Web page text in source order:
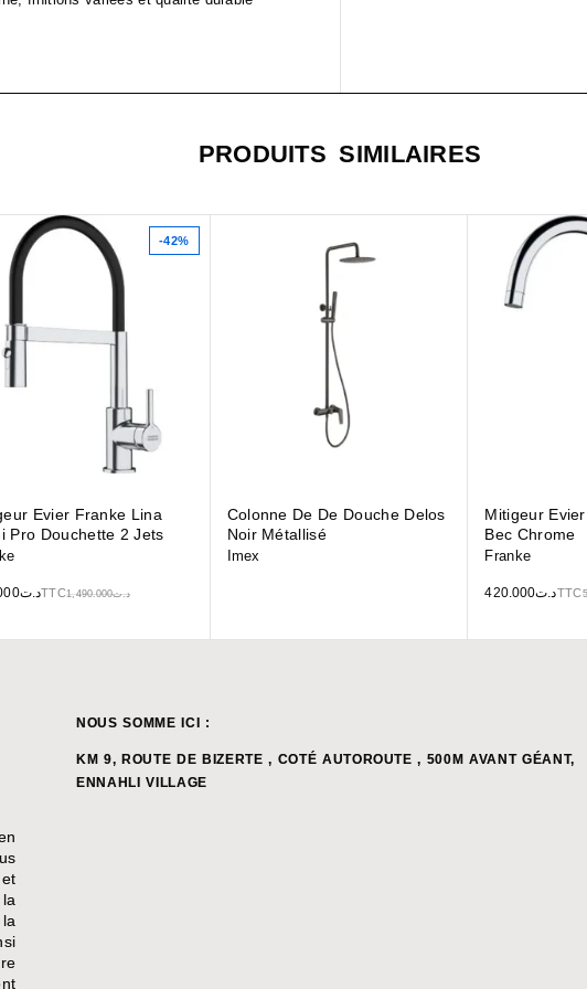
PRODUITS SIMILAIRES
-42%
Evier Franke Lina
Pro Douchette 2 Jets
د.ت1,490.000 د.تTTC
Colonne De De Douche Delos
Noir Métallisé
Imex
Mitigeur
Bec Chrome
Franke
د.ت420.000 TTC
NOUS SOMME ICI :
KM 9, ROUTE DE BIZERTE , COTÉ AUTOROUTE , 500M AVANT GÉANT,
ENNAHLI VILLAGE